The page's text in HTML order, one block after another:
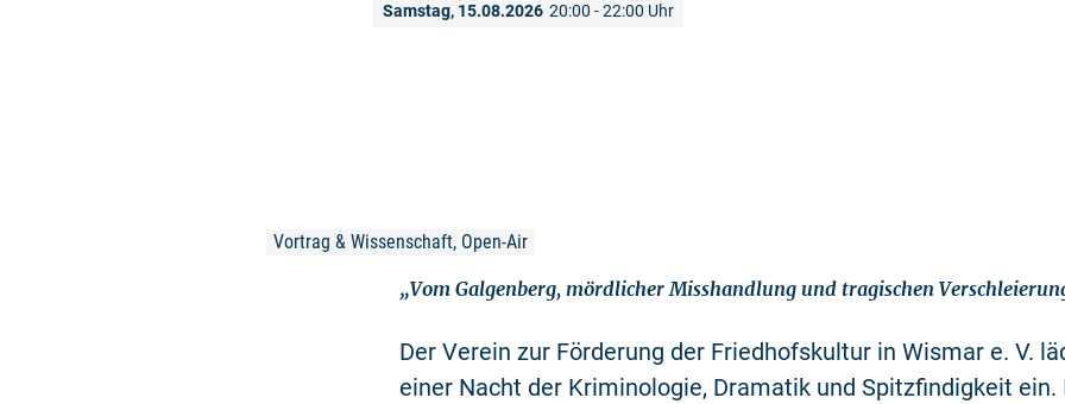
Samstag, 15.08.2026 20:00 - 22:00 Uhr
Vortrag & Wissenschaft, Open-Air
„Vom Galgenberg, mördlicher Misshandlung und tragischen
Der Verein zur Förderung der Friedhofskultur in Wismar e. V.
einer Nacht der Kriminologie, Dramatik und Spitzfindigkeit ein.